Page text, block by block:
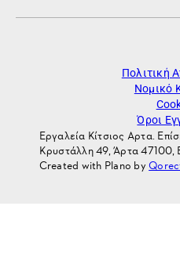
Πολιτική
Νομικό
Όροι
Εργαλεία Κίτσιος Αρτα.
Κρυστάλλη 49, Άρτα 47100,
Created with Plano by